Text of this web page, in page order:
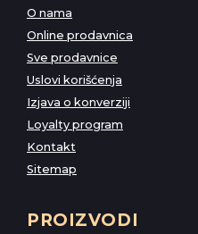
O nama
Online prodavnica
Sve prodavnice
Uslovi korišćenja
Izjava o konverziji
Loyalty program
Kontakt
Sitemap
PROIZVODI